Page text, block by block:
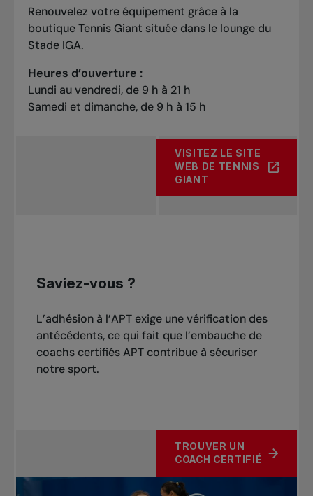
Court TB 1er juin au 1er oct.
$
Accès Montréal junior (17 ans et -)
Accès Montréal sénior (55 ans et
+)
Renouvelez votre équipement grâce à la
boutique Tennis Giant située dans le lounge du
Stade IGA.
Heures d’ouverture :
Lundi au vendredi, de 9 h à 21 h
Samedi et dimanche, de 9 h à 15 h
VISITEZ LE SITE
WEB DE TENNIS
GIANT
À PROPOS DE BOUTIQUE
Saviez-vous ?
L’adhésion à l’APT exige une vérification des
antécédents, ce qui fait que l’embauche de
coachs certifiés APT contribue à sécuriser
notre sport.
TROUVER UN
COACH CERTIFIÉ